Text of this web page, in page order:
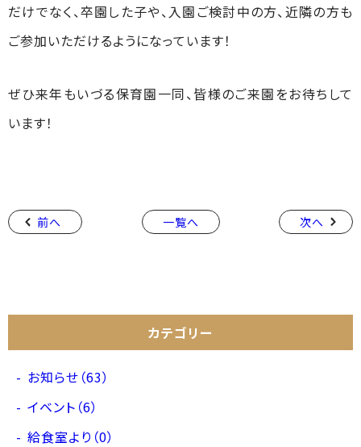
だけでなく、卒園した子や、入園ご検討中の方、近隣の方も
ご参加いただけるようになっています！
ぜひ来年もいづる保育園一同、皆様のご来園をお待ちして
います！
前へ 一覧へ 次へ
カテゴリー
お知らせ（63）
イベント（6）
給食室より（0）